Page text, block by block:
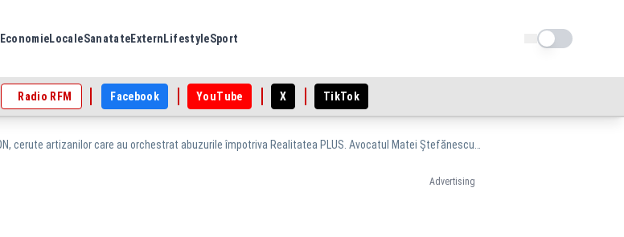
EconomieLocaleSanatateExtern LifestyleSport Schimba tema
Radio RFM Facebook YouTube X TikTok
Advertising